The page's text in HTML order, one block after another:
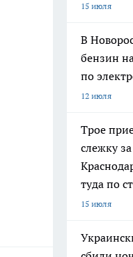
15 июля
В
бензин
по
12 июля
Трое
слежку
туда по
15 июля